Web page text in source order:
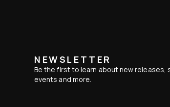
NEWSLETTER
Be the first to learn about new releases,
events and more.